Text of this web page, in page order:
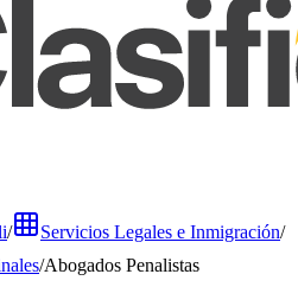
/ Servicios Legales e Inmigración/
/Abogados Penalistas